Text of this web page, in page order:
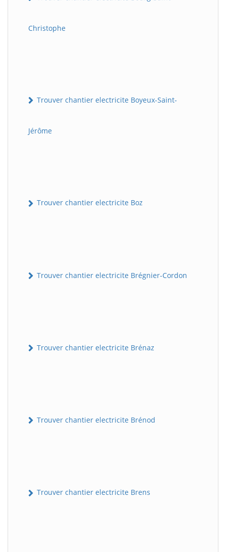
Christophe
Trouver chantier electricite Boyeux-Saint-
Jérôme
Trouver chantier electricite Boz
Trouver chantier electricite Brégnier-Cordon
Trouver chantier electricite Brénaz
Trouver chantier electricite Brénod
Trouver chantier electricite Brens